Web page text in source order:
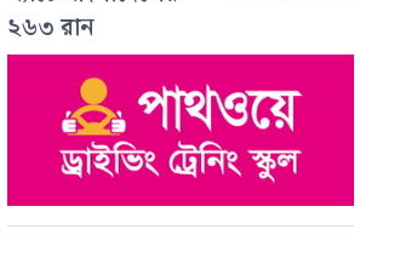
২৬৩ রান